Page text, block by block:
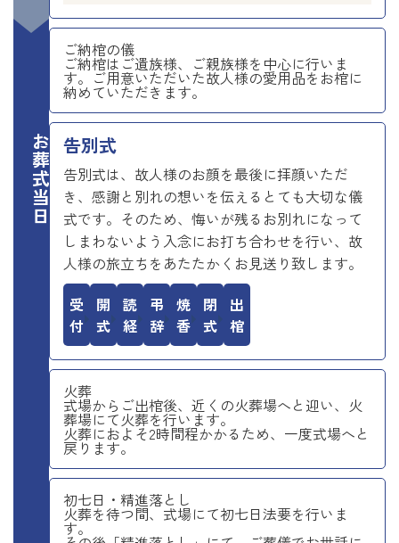
お葬式当日
ご納棺の儀
ご納棺はご遺族様、ご親族様を中心に行いま
す。ご用意いただいた故人様の愛用品をお棺に
納めていただきます。
告別式
告別式は、故人様のお顔を最後に拝顔いただ
き、感謝と別れの想いを伝えるとても大切な儀
式です。そのため、悔いが残るお別れになって
しまわないよう入念にお打ち合わせを行い、故
人様の旅立ちをあたたかくお見送り致します。
受付 開式 読経 弔辞 焼香 閉式 出棺
火葬
式場からご出棺後、近くの火葬場へと迎い、火
葬場にて火葬を行います。
火葬におよそ2時間程かかるため、一度式場へと
戻ります。
初七日・精進落とし
火葬を待つ間、式場にて初七日法要を行いま
す。